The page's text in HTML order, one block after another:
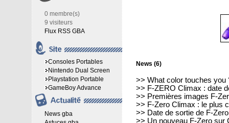
0 membre(s)
9 visiteurs
Flux RSS GBA
Consoles Portables
Nintendo Dual Screen
Playstation Portable
GameBoy Advance
News gba
News (6)
>> What color touches you
>> F-ZERO Climax : date
>> Premières images F-
>> F-Zero Climax : le plus
>> Date de sortie de F-
>> Un nouveau F-Zero sur